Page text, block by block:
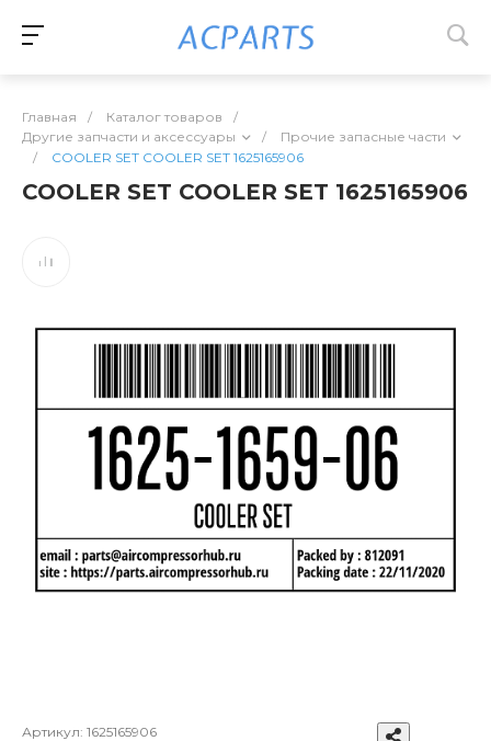
Главная / Каталог товаров
/
Другие запчасти и аксессуары
/
Прочие запасные части
/
COOLER SET COOLER SET 1625165906
COOLER SET COOLER SET 1625165906
Артикул: 1625165906